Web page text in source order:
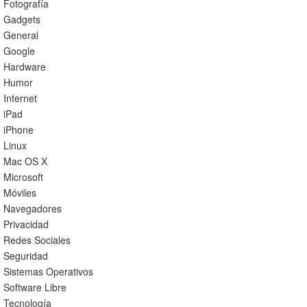
Fotografía
Gadgets
General
Google
Hardware
Humor
Internet
iPad
iPhone
Linux
Mac OS X
Microsoft
Móviles
Navegadores
Privacidad
Redes Sociales
Seguridad
Sistemas Operativos
Software Libre
Tecnología